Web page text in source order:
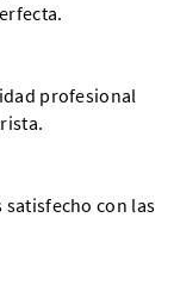
profesional
satisfecho con las